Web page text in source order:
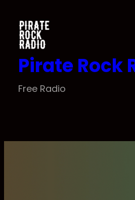
contenido
Pirate Rock
Free Radio